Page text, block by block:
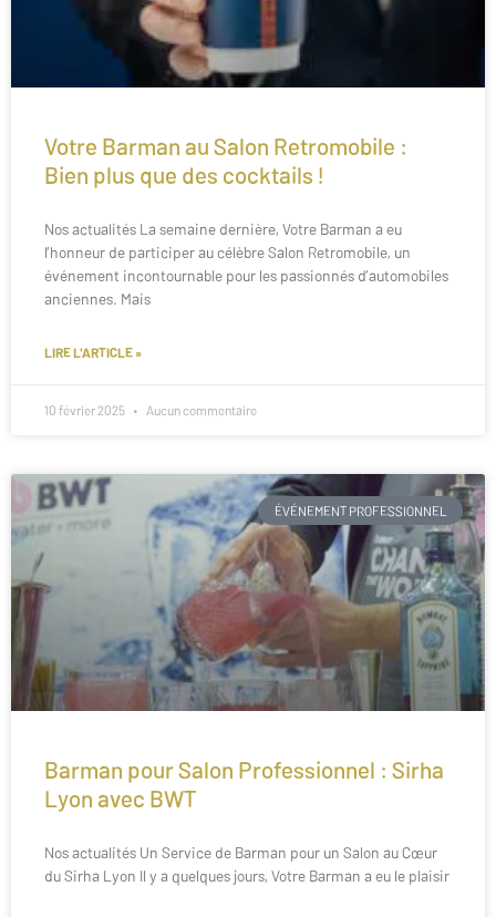
Votre Barman au Salon Retromobile :
Bien plus que des cocktails !
Nos actualités La semaine dernière, Votre Barman a eu
l’honneur de participer au célèbre Salon Retromobile, un
événement incontournable pour les passionnés d’automobiles
anciennes. Mais
LIRE L'ARTICLE »
10 février 2025 Aucun commentaire
ÉVÉNEMENT PROFESSIONNEL
Barman pour Salon Professionnel : Sirha
Lyon avec BWT
Nos actualités Un Service de Barman pour un Salon au Cœur
du Sirha Lyon Il y a quelques jours, Votre Barman a eu le plaisir